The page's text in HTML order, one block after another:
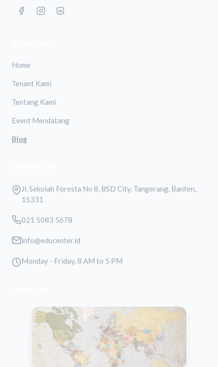
Home
Tenant Kami
Tentang Kami
Event Mendatang
Blog
Jl. Sekolah Foresta No 8, BSD City, Tangerang, Banten,
15331
021 5083 5678
info@educenter.id
Monday - Friday, 8 AM to 5 PM